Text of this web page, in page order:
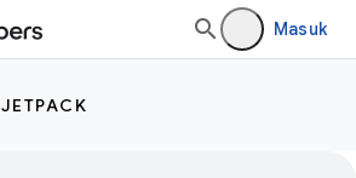
Masuk
JETPACK